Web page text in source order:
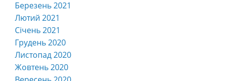
Березень 2021
Лютий 2021
Січень 2021
Грудень 2020
Листопад 2020
Жовтень 2020